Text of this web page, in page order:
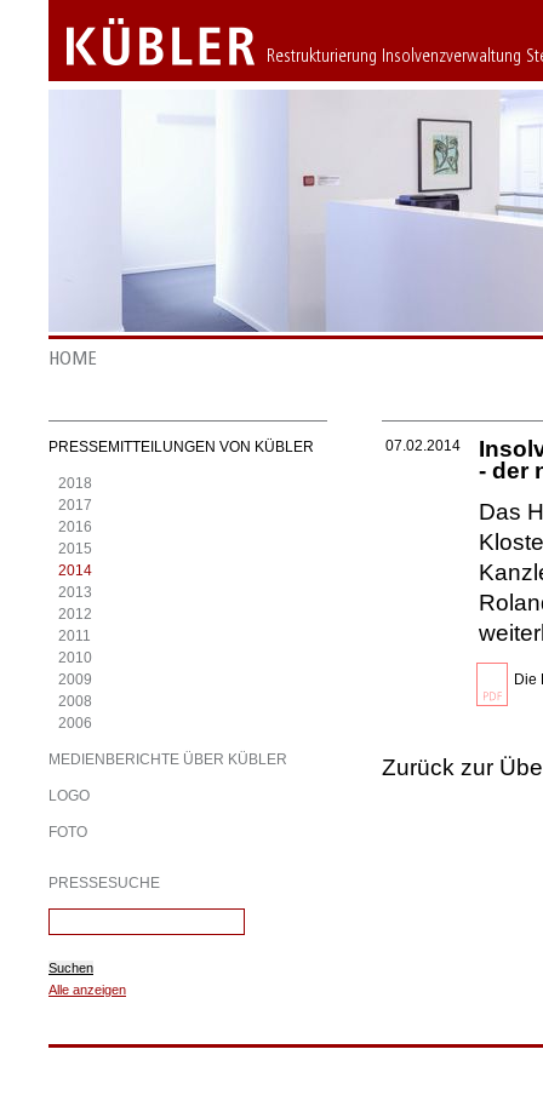
Restrukturierung Insolvenzverwaltung
HOME
PRESSEMITTEILUNGEN VON KÜBLER
2018
2017
2016
2015
2014
2013
2012
2011
2010
2009
2008
2006
MEDIENBERICHTE ÜBER KÜBLER
LOGO
FOTO
PRESSESUCHE
Suchen
Alle anzeigen
07.02.2014
- der
Das
Die
Zurück zur